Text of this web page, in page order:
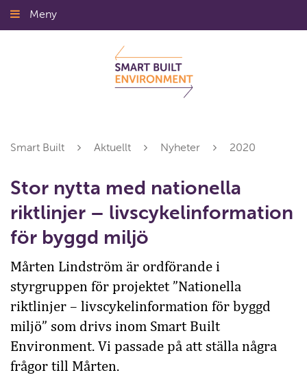
Gå
till
Meny
Smart Built Aktuellt Nyheter 2020
Stor nytta med nationella
riktlinjer – livscykelinformation
för byggd miljö
Mårten Lindström är ordförande i
styrgruppen för projektet ”Nationella
riktlinjer – livscykelinformation för byggd
miljö” som drivs inom Smart Built
Environment. Vi passade på att ställa några
frågor till Mårten.